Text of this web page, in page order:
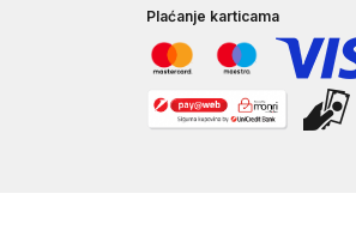
Plaćanje karticama